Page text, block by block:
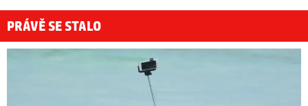
PRÁVĚ SE STALO